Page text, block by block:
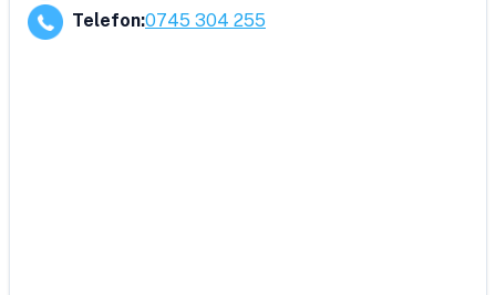
Telefon:0745 304 255